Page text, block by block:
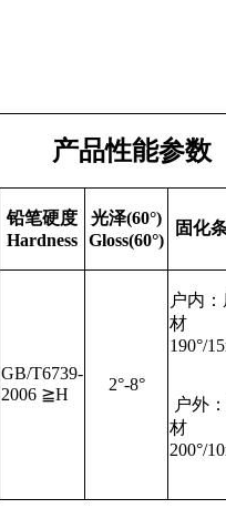
产品性能参数
铅笔硬度
Hardness
光泽(60°)
Gloss(60°)
固化
GB/T6739-
2006 ≧H
2°-8°
户内
材
190°/
户外
材
200°/